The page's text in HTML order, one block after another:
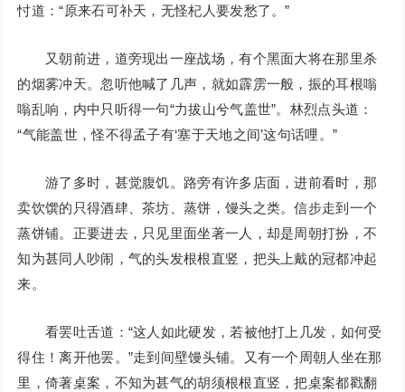
忖道：“原来石可补天，无怪杞人要发愁了。”
又朝前进，道旁现出一座战场，有个黑面大将在那里杀
的烟雾冲天。忽听他喊了几声，就如霹雳一般，振的耳根嗡
嗡乱响，内中只听得一句“力拔山兮气盖世”。林烈点头道：
“气能盖世，怪不得孟子有‘塞于天地之间’这句话哩。”
游了多时，甚觉腹饥。路旁有许多店面，进前看时，那
卖饮馔的只得酒肆、茶坊、蒸饼，馒头之类。信步走到一个
蒸饼铺。正要进去，只见里面坐著一人，却是周朝打扮，不
知为甚同人吵闹，气的头发根根直竖，把头上戴的冠都冲起
来。
看罢吐舌道：“这人如此硬发，若被他打上几发，如何受
得住！离开他罢。”走到间壁馒头铺。又有一个周朝人坐在那
里，倚著桌案，不知为甚气的胡须根根直竖，把桌案都戳翻